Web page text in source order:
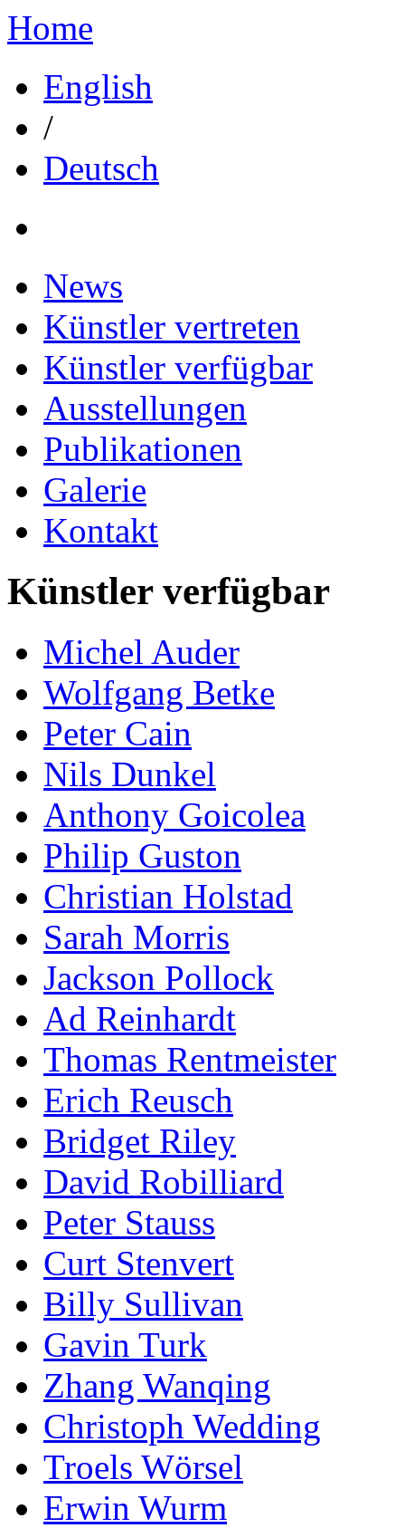
Home
English
/
Deutsch
News
Künstler vertreten
Künstler verfügbar
Ausstellungen
Publikationen
Galerie
Kontakt
Künstler verfügbar
Michel Auder
Wolfgang Betke
Peter Cain
Nils Dunkel
Anthony Goicolea
Philip Guston
Christian Holstad
Sarah Morris
Jackson Pollock
Ad Reinhardt
Thomas Rentmeister
Erich Reusch
Bridget Riley
David Robilliard
Peter Stauss
Curt Stenvert
Billy Sullivan
Gavin Turk
Zhang Wanqing
Christoph Wedding
Troels Wörsel
Erwin Wurm